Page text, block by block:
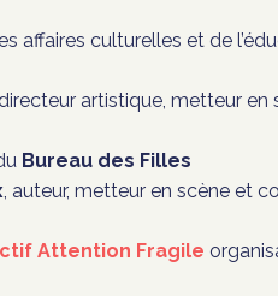
affaires culturelles et de
artistique, metteur en
Bureau des Filles
, auteur, metteur en scène et
Attention Fragile